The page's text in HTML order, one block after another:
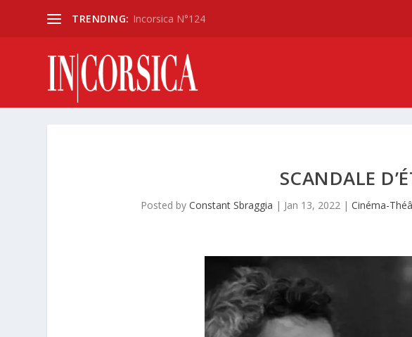
TRENDING: Incorsica N°124
SCANDALE
Posted by Constant Sbraggia | Jan 13, 2022| Cinéma-